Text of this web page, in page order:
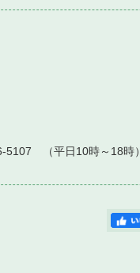
5107 （平日10時～18時）